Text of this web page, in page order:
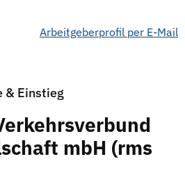
Arbeitgeberprofil per E-Mail
& Einstieg
mbH (rms